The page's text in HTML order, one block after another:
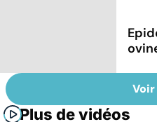
Plus de vidéos